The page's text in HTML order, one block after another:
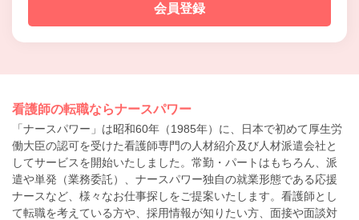
会員登録
看護師の転職ならナースパワー
「ナースパワー」は昭和60年（1985年）に、日本で初めて厚生労
働大臣の認可を受けた看護師専門の人材紹介及び人材派遣会社と
してサービスを開始いたしました。常勤・パートはもちろん、派
遣や単発（業務委託）、ナースパワー独自の就業形態である応援
ナースなど、様々なお仕事探しをご提案いたします。看護師とし
て転職を考えている方や、採用情報が知りたい方、面接や面談対